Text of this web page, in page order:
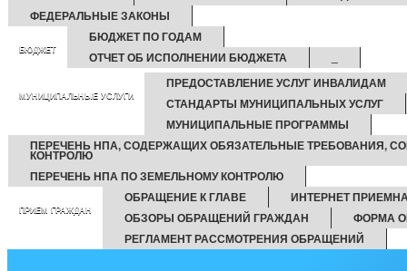
ФЕДЕРАЛЬНЫЕ ЗАКОНЫ
БЮДЖЕТ
БЮДЖЕТ ПО ГОДАМ
ОТЧЕТ ОБ ИСПОЛНЕНИИ БЮДЖЕТА
МУНИЦИПАЛЬНЫЕ УСЛУГИ
ПРЕДОСТАВЛЕНИЕ УСЛУГ ИНВАЛИДАМ
СТАНДАРТЫ МУНИЦИПАЛЬНЫХ УСЛУГ
МУНИЦИПАЛЬНЫЕ ПРОГРАММЫ
ПЕРЕЧЕНЬ НПА, СОДЕРЖАЩИХ ОБЯЗАТЕЛЬНЫЕ ТРЕБОВАНИЯ,
КОНТРОЛЮ
ПЕРЕЧЕНЬ НПА ПО ЗЕМЕЛЬНОМУ КОНТРОЛЮ
ПРИЕМ ГРАЖДАН
ОБРАЩЕНИЕ К ГЛАВЕ
ИНТЕРНЕТ
ОБЗОРЫ ОБРАЩЕНИЙ ГРАЖДАН
ФОРМА
РЕГЛАМЕНТ РАССМОТРЕНИЯ ОБРАЩЕНИЙ